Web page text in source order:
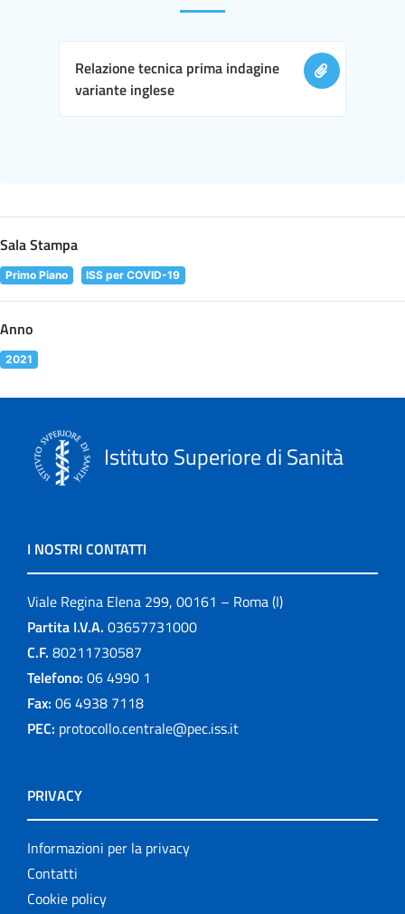
Relazione tecnica prima indagine
variante inglese
Sala Stampa
Primo Piano ISS per COVID-19
Anno
2021
Istituto Superiore di Sanità
I NOSTRI CONTATTI
Viale Regina Elena 299, 00161 – Roma (I)
Partita I.V.A. 03657731000
C.F. 80211730587
Telefono: 06 4990 1
Fax: 06 4938 7118
PEC: protocollo.centrale@pec.iss.it
PRIVACY
Informazioni per la privacy
Contatti
Cookie policy